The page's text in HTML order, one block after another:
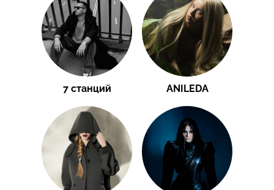
7 станций ANILEDA